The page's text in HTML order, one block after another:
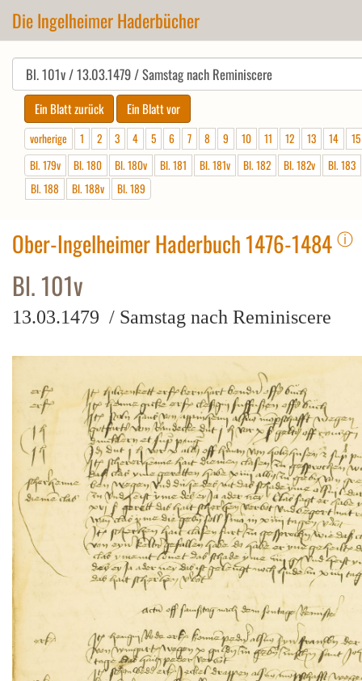
Die Ingelheimer Haderbücher
vorherige 1 2 3 4 5 6 7 8 9 10 11 12 13 14
15
Bl. 179v
Bl. 180 Bl. 180v Bl. 181 Bl. 181v Bl. 182 Bl. 182v
Bl. 183
Bl. 188
Bl. 188v Bl. 189
Ober-Ingelheimer Haderbuch 1476-1484 ⓘ
Bl. 101v
13.03.1479 / Samstag nach Reminiscere